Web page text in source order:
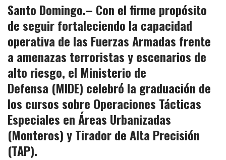
Santo Domingo.– Con el firme propósito
de seguir fortaleciendo la capacidad
operativa de las Fuerzas Armadas frente
a amenazas terroristas y escenarios de
alto riesgo, el Ministerio de
Defensa (MIDE) celebró la graduación de
los cursos sobre Operaciones Tácticas
Especiales en Áreas Urbanizadas
(Monteros) y Tirador de Alta Precisión
(TAP).